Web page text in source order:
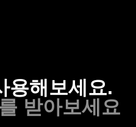
해보세요.
받아보세요